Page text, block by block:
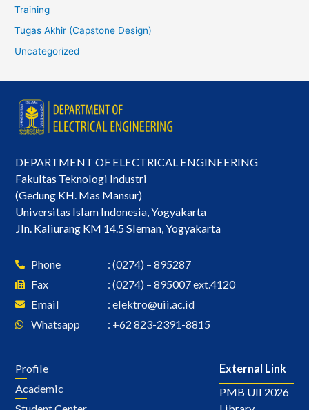
Training
Tugas Akhir (Capstone Design)
Uncategorized
DEPARTMENT OF ELECTRICAL ENGINEERING
Fakultas Teknologi Industri
(Gedung KH. Mas Mansur)
Universitas Islam Indonesia, Yogyakarta
Jln. Kaliurang KM 14.5 Sleman, Yogyakarta
Phone
Fax
Email
Whatsapp
: (0274) – 895287
: (0274) – 895007 ext.4120
: elektro@uii.ac.id
: +62 823-2391-8815
Profile
Academic
External Link
PMB UII 2026